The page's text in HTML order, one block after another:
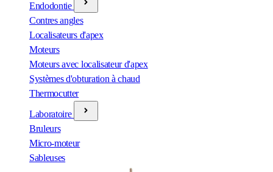
Endodontie
Contres angles
Localisateurs d'apex
Moteurs
Moteurs avec localisateur d'apex
Systèmes d'obturation à chaud
Thermocutter
Laboratoire
Bruleurs
Micro-moteur
Sableuses